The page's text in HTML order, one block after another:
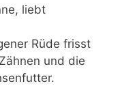
liebt
Rüde frisst
und die